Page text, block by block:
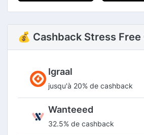
💰 Cashback Stress Free
Igraal
jusqu'à 20% de cashback
Wanteeed
32.5% de cashback